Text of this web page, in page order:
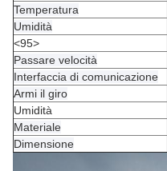
Temperatura
Umidità
<95>
Passare velocità
Interfaccia di comunicazione
Armi il giro
Umidità
Materiale
Dimensione